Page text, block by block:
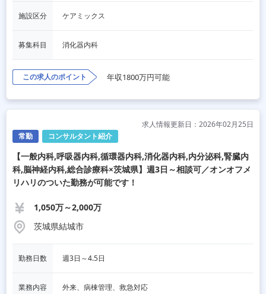
施設区分 ケアミックス
募集科目 消化器内科
この求人のポイント 年収1800万円可能
常勤 コンサルタント紹介
求人情報更新日：2026年02月25日
【一般内科,呼吸器内科,循環器内科,消化器内科,内分泌科,腎臓内
科,脳神経内科,総合診療科×茨城県】週3日～相談可／オンオフメ
リハリのついた勤務が可能です！
1,050万～2,000万
茨城県結城市
勤務日数 週3日～4.5日
業務内容 外来、病棟管理、救急対応